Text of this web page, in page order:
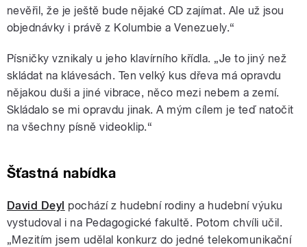
nevěřil, že je ještě bude nějaké CD zajímat. Ale už jsou
objednávky i právě z Kolumbie a Venezuely.“
Písničky vznikaly u jeho klavírního křídla. „Je to jiný než
skládat na klávesách. Ten velký kus dřeva má opravdu
nějakou duši a jiné vibrace, něco mezi nebem a zemí.
Skládalo se mi opravdu jinak. A mým cílem je teď natočit
na všechny písně videoklip.“
Šťastná nabídka
David Deyl pochází z hudební rodiny a hudební výuku
vystudoval i na Pedagogické fakultě. Potom chvíli učil.
„Mezitím jsem udělal konkurz do jedné telekomunikační